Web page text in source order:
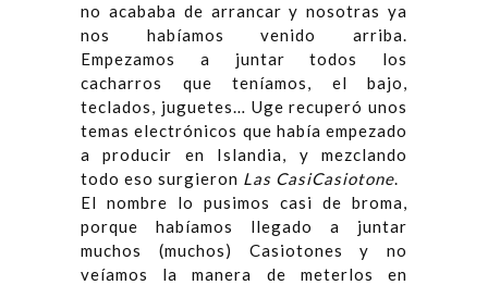
no acababa de arrancar y nosotras ya
nos habíamos venido arriba.
Empezamos a juntar todos los
cacharros que teníamos, el bajo,
teclados, juguetes… Uge recuperó unos
temas electrónicos que había empezado
a producir en Islandia, y mezclando
todo eso surgieron Las CasiCasiotone.
El nombre lo pusimos casi de broma,
porque habíamos llegado a juntar
muchos (muchos) Casiotones y no
veíamos la manera de meterlos en